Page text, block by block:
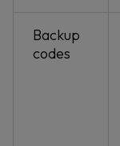
Backup
codes